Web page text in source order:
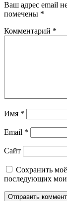
Ваш адрес email
помечены *
Комментарий *
Имя *
Email *
Сайт
Сохранить
последующих